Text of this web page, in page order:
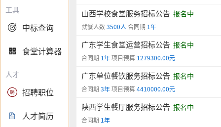
工具
 中标查询
 食堂计算器
人才
 招聘职位
 人才简历
山西学校食堂服务招标公告 报名中
就餐人数3500人 合同期 1年
广东学生食堂运营招标公告 报名中
合同期 1年项目预算 1279300.00元
广东单位餐饮服务招标公告 报名中
合同期 3年项目预算4410000.00元
陕西学生餐厅服务招标公告 报名中
合同期 1年